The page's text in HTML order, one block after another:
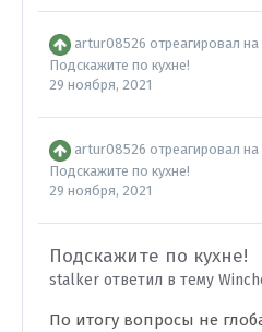
artur08526 отреагировал
Подскажите по кухне!
29 ноября, 2021
artur08526 отреагировал
Подскажите по кухне!
29 ноября, 2021
Подскажите по кухне!
stalker ответил в тему
По итогу вопросы не